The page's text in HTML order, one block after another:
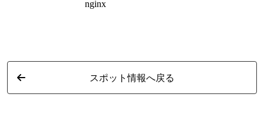
スポット情報へ戻る